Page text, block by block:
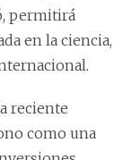
permitirá
en la ciencia,
reciente
como una